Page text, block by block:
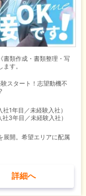
書類作成・書類整理・写
す。
スタート！志望動機不
1年目／未経験入社）
3年目／未経験入社）
展開。希望エリアに配属
詳細へ